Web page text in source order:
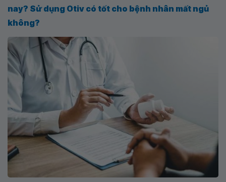
nay? Sử dụng Otiv có tốt cho bệnh nhân mất ngủ
không?